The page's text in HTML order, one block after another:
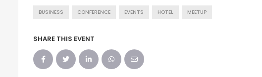
BUSINESS CONFERENCE EVENTS HOTEL MEETUP
SHARE THIS EVENT